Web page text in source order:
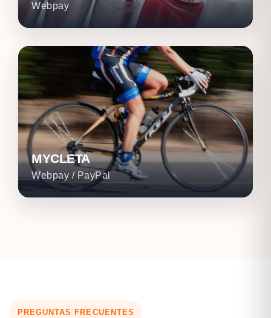
Webpay
MYCLETA
Webpay / PayPal
PREGUNTAS FRECUENTES